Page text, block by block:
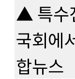
▲ 특수
국회에
합뉴스